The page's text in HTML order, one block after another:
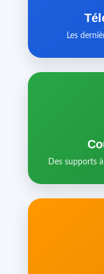
Les
Des supports